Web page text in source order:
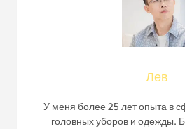
Лев
У меня более 25 лет опыта в
головных уборов и одежды.